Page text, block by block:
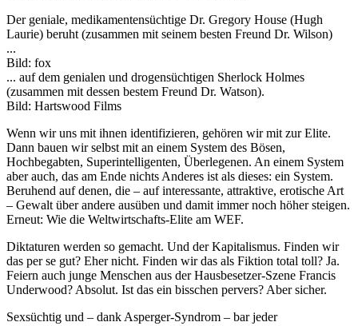
Der geniale, medikamentensüchtige Dr. Gregory House (Hugh
Laurie) beruht (zusammen mit seinem besten Freund Dr. Wilson)
...
Bild: fox
... auf dem genialen und drogensüchtigen Sherlock Holmes
(zusammen mit dessen bestem Freund Dr. Watson).
Bild: Hartswood Films
Wenn wir uns mit ihnen identifizieren, gehören wir mit zur Elite.
Dann bauen wir selbst mit an einem System des Bösen,
Hochbegabten, Superintelligenten, Überlegenen. An einem System
aber auch, das am Ende nichts Anderes ist als dieses: ein System.
Beruhend auf denen, die – auf interessante, attraktive, erotische Art
– Gewalt über andere ausüben und damit immer noch höher steigen.
Erneut: Wie die Weltwirtschafts-Elite am WEF.
Diktaturen werden so gemacht. Und der Kapitalismus. Finden wir
das per se gut? Eher nicht. Finden wir das als Fiktion total toll? Ja.
Feiern auch junge Menschen aus der Hausbesetzer-Szene Francis
Underwood? Absolut. Ist das ein bisschen pervers? Aber sicher.
Sexsüchtig und – dank Asperger-Syndrom – bar jeder